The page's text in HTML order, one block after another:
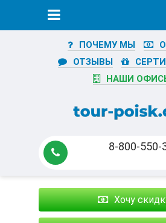
ПОЧЕМУ МЫ
ОТЗЫВЫ
НАШИ
8-800-550-
Хочу